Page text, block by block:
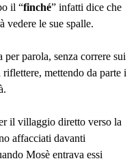
il “finché” infatti dice che
vedere le sue spalle.
parola, senza correre sui
mettendo da parte i
il villaggio diretto verso la
affacciati davanti
Mosè entrava essi